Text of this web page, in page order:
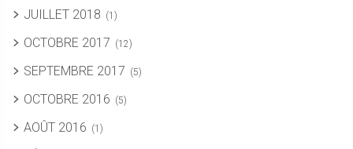
JUILLET 2018 (1)
OCTOBRE 2017 (12)
SEPTEMBRE 2017 (5)
OCTOBRE 2016 (5)
AOÛT 2016 (1)